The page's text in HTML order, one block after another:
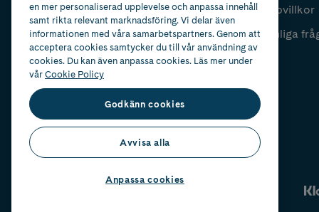
Köpvillkor
Vanliga
en mer personaliserad upplevelse och anpassa innehåll
samt rikta relevant marknadsföring. Vi delar även
informationen med våra samarbetspartners. Genom att
acceptera cookies samtycker du till vår användning av
cookies. Du kan även anpassa cookies. Läs mer under
vårCookie Policy
Godkänn cookies
Avvisa alla
Anpassa cookies